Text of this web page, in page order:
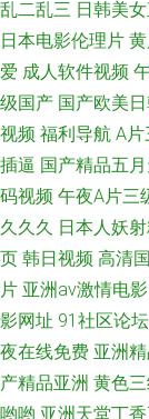
乱二乱三 日韩美
日本电影伦理片
爱 成人软件视频
级国产 国产欧美
视频 福利导航 A片
插逼 国产精品五
码视频 午夜A片三
久久久 日本人妖
页 韩日视频 高清
片 亚洲av激情电影
影网址 91社区论坛
夜在线免费 亚洲
产精品亚洲 黄色
哟哟 亚洲天堂丁香